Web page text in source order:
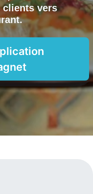
clients vers
.